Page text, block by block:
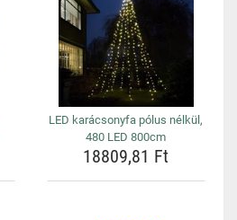
LED karácsonyfa pólus nélkül,
480 LED 800cm
18809,81 Ft